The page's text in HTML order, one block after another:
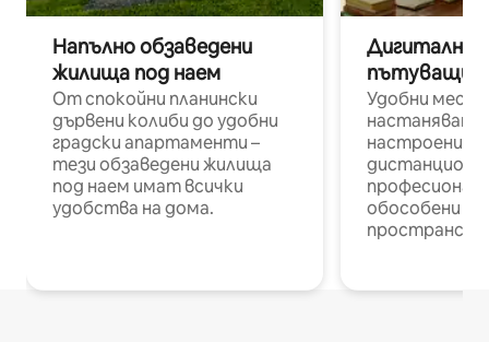
Напълно обзаведени
жилища под наем
От спокойни планински
дървени колиби до удобни
градски апартаменти –
тези обзаведени жилища
под наем имат всички
удобства на дома.
Дигитални
пътуващи
Удобни
настаняване
настроени и
обособени